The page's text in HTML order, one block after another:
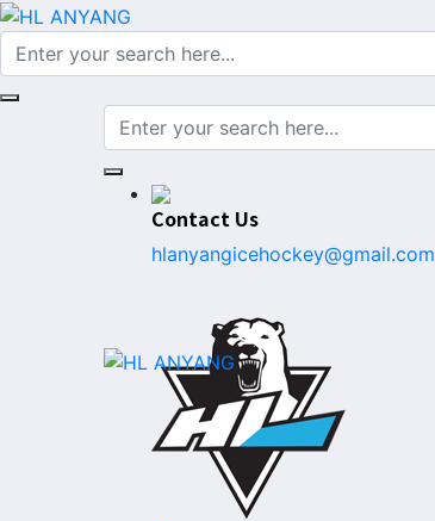
Contact Us
hlanyangicehockey@gmail.com